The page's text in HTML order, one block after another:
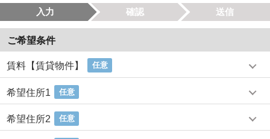
入力 確認 送信
ご希望条件
賃料【賃貸物件】 任意
希望住所1 任意
希望住所2 任意